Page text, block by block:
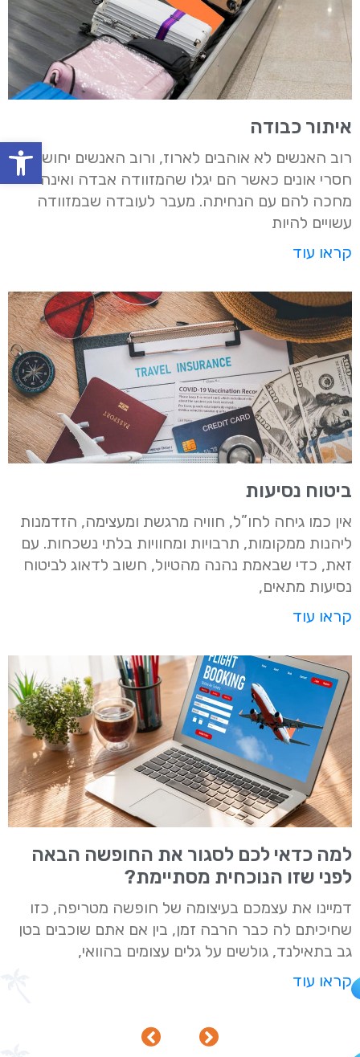
איתור כבודה
רוב האנשים לא אוהבים לארוז, ורוב האנשים יחושו
חסרי אונים כאשר הם יגלו שהמזוודה אבדה ואינה
מחכה להם עם הנחיתה. מעבר לעובדה שבמזוודה
עשויים להיות
קראו עוד
ביטוח נסיעות
אין כמו גיחה לחו”ל, חוויה מרגשת ומעצימה, הזדמנות
ליהנות ממקומות, תרבויות ומחוויות בלתי נשכחות. עם
זאת, כדי שבאמת נהנה מהטיול, חשוב לדאוג לביטוח
נסיעות מתאים,
קראו עוד
למה כדאי לכם לסגור את החופשה הבאה
לפני שזו הנוכחית מסתיימת?
דמיינו את עצמכם בעיצומה של חופשה מטריפה, כזו
שחיכיתם לה כבר הרבה זמן, בין אם אתם שוכבים בטן
גב בתאילנד, גולשים על גלים עצומים בהוואי,
קראו עוד